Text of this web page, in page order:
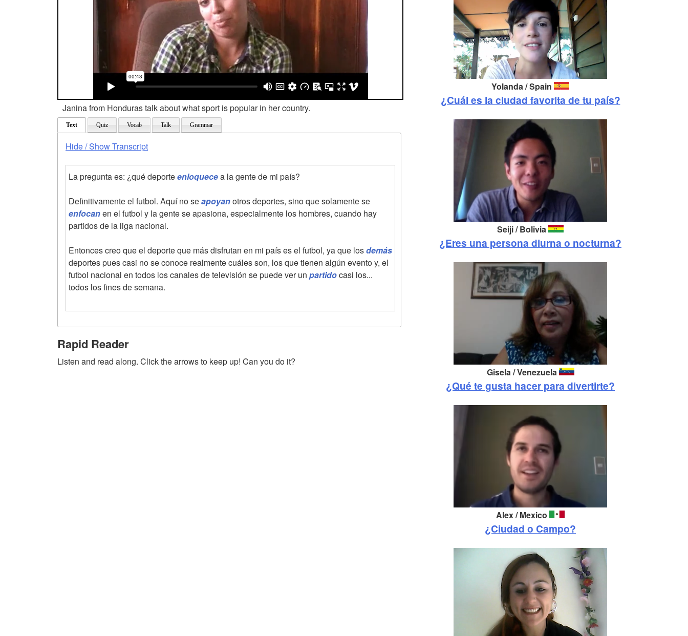
Janina from Honduras talk about what sport is popular in her country.
Text Quiz Vocab Talk Grammar
Hide / Show Transcript
La pregunta es: ¿qué deporteenloquecea la gente de mi país?
Definitivamente el futbol. Aquí no seapoyanotros deportes, sino que solamente se
enfocanen el futbol y la gente se apasiona, especialmente los hombres, cuando hay
partidos de la liga nacional.
Entonces creo que el deporte que más disfrutan en mi país es el futbol, ya que losdemás
deportes pues casi no se conoce realmente cuáles son, los que tienen algún evento y, el
futbol nacional en todos los canales de televisión se puede ver un partidocasi los...
todos los fines de semana.
Rapid Reader
Listen and read along. Click the arrows to keep up! Can you do it?
Yolanda / Spain
¿Cuál es la ciudad favorita de tu país?
Seiji / Bolivia
¿Eres una persona diurna o nocturna?
Gisela / Venezuela
¿Qué te gusta hacer para divertirte?
Alex / Mexico
¿Ciudad o Campo?